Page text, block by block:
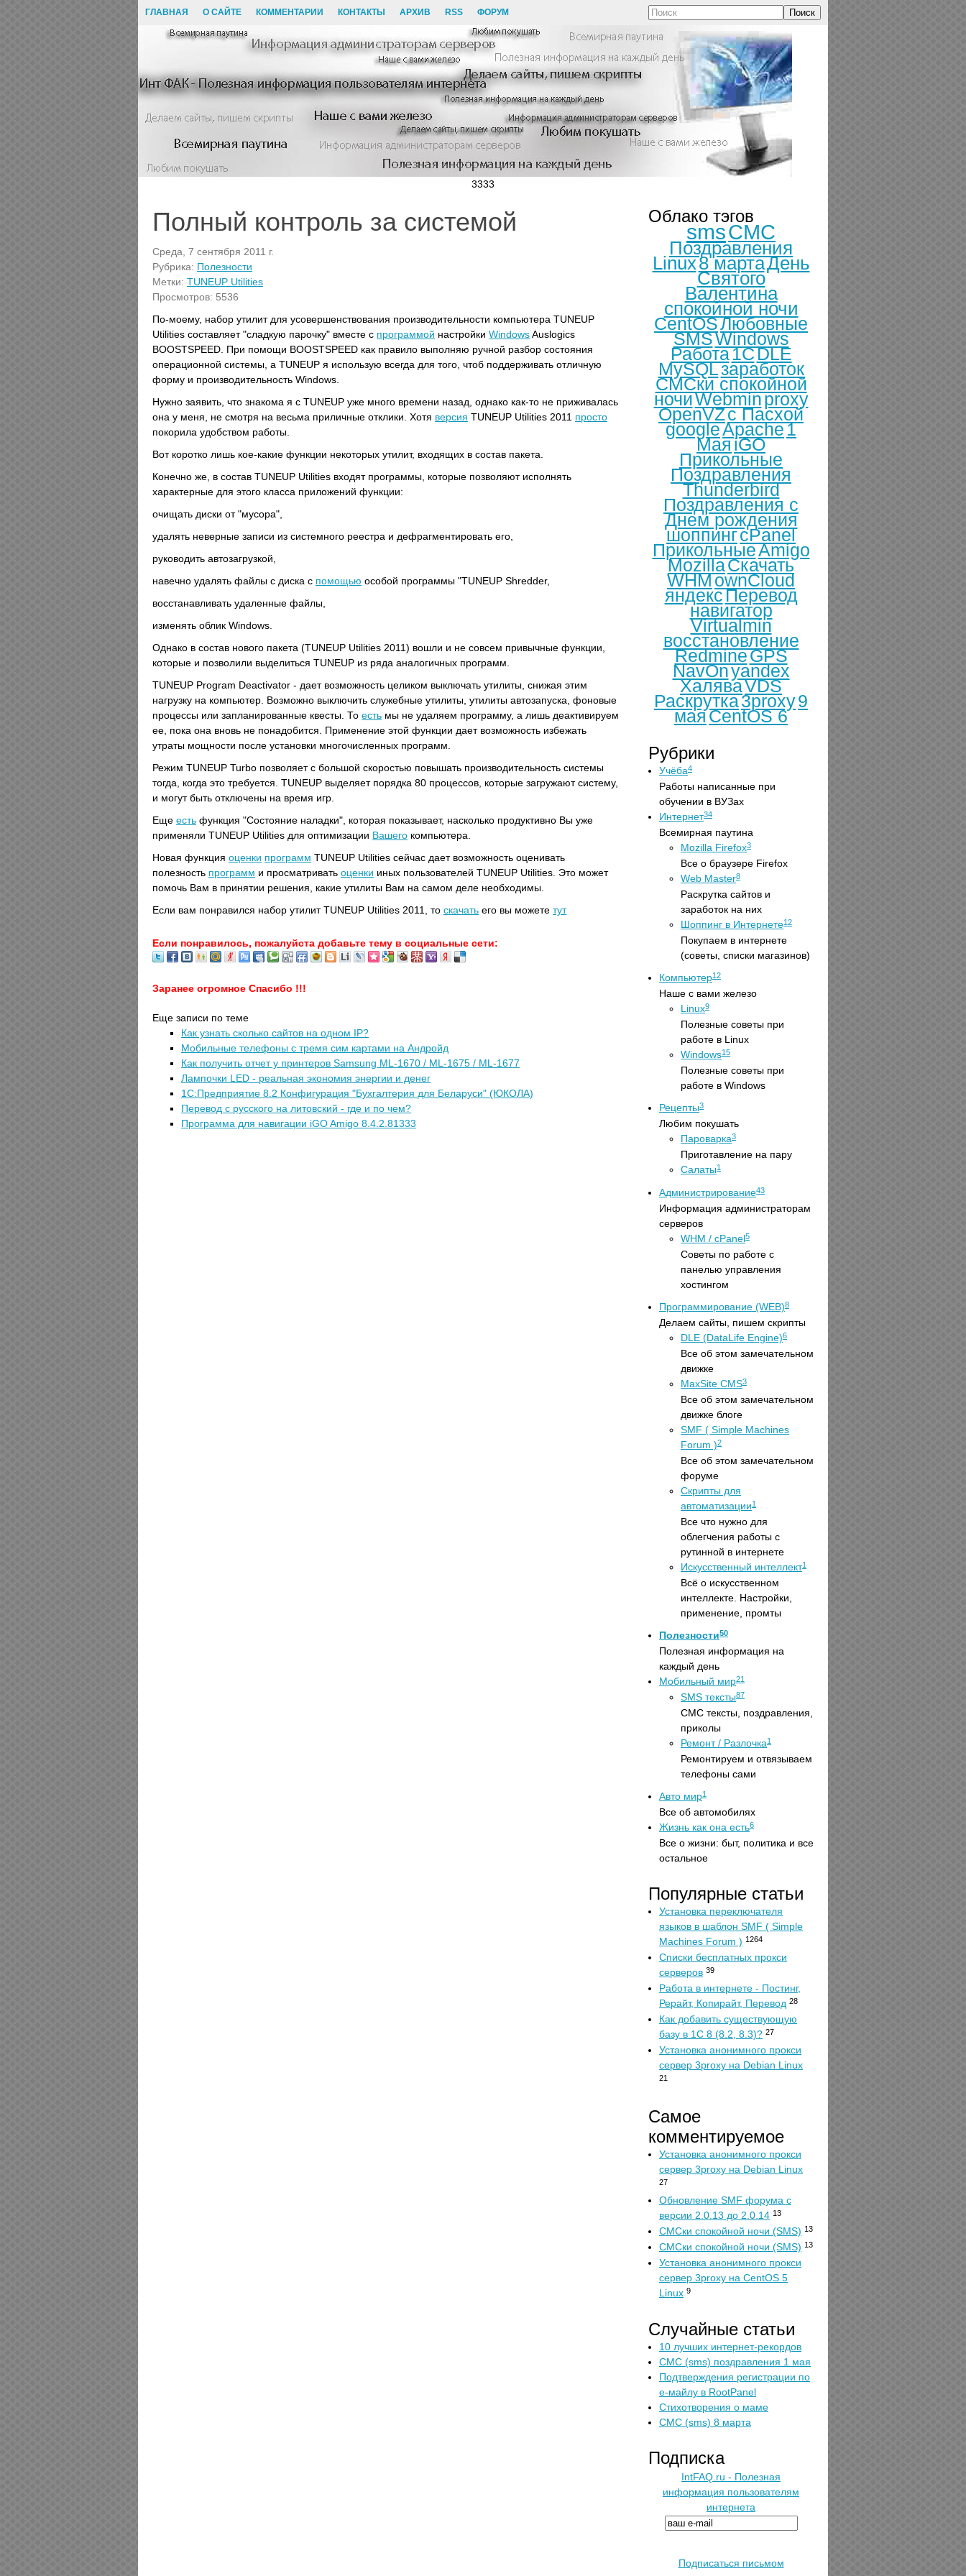
ГЛАВНАЯ О САЙТЕ КОММЕНТАРИИ КОНТАКТЫ АРХИВ RSS ФОРУМ Поиск
3333
Полный контроль за системой
Среда, 7 сентября 2011 г.
Рубрика: Полезности
Метки: TUNEUP Utilities
Просмотров: 5536
По-моему, набор утилит для усовершенствования производительности компьютера TUNEUP
Utilities составляет "сладкую парочку" вместе с программой настройки WindowsAuslogics
BOOSTSPEED. При помощи BOOSTSPEED как правило выполняю ручной разбор состояния
операционной системы, а TUNEUP я использую всегда для того, чтоб поддерживать отличную
форму и производительность Windows.
Нужно заявить, что знакома я с TUNEUP уже много времени назад, однако как-то не приживалась
она у меня, не смотря на весьма приличные отклики. Хотя версия TUNEUP Utilities 2011 просто
покорила удобством работы.
Вот коротко лишь кое-какие функции некоторых утилит, входящих в состав пакета.
Конечно же, в состав TUNEUP Utilities входят программы, которые позволяют исполнять
характерные для этого класса приложений функции:
очищать диски от "мусора",
удалять неверные записи из системного реестра и дефрагментировать его,
руководить автозагрузкой,
навечно удалять файлы с диска с помощью особой программы "TUNEUP Shredder,
восстанавливать удаленные файлы,
изменять облик Windows.
Однако в состав нового пакета (TUNEUP Utilities 2011) вошли и не совсем привычные функции,
которые и позволили выделиться TUNEUP из ряда аналогичных программ.
TUNEUP Program Deactivator - дает возможность целиком выключать утилиты, снижая этим
нагрузку на компьютер. Возможно выключить служебные утилиты, утилиты автозапуска, фоновые
процессы или запланированные квесты. То есть мы не удаляем программу, а лишь деактивируем
ее, пока она вновь не понадобится. Применение этой функции дает возможность избежать
утраты мощности после установки многочисленных программ.
Режим TUNEUP Turbo позволяет с большой скоростью повышать производительность системы
тогда, когда это требуется. TUNEUP выделяет порядка 80 процессов, которые загружают систему,
и могут быть отключены на время игр.
Еще есть функция "Состояние наладки", которая показывает, насколько продуктивно Вы уже
применяли TUNEUP Utilities для оптимизации Вашего компьютера.
Новая функция оценки программ TUNEUP Utilities сейчас дает возможность оценивать
полезность программ и просматривать оценки иных пользователей TUNEUP Utilities. Это может
помочь Вам в принятии решения, какие утилиты Вам на самом деле необходимы.
Если вам понравился набор утилит TUNEUP Utilities 2011, то скачать его вы можете тут
Если понравилось, пожалуйста добавьте тему в социальные сети:
Заранее огромное Спасибо !!!
Еще записи по теме
Как узнать сколько сайтов на одном IP?
Мобильные телефоны с тремя сим картами на Андройд
Как получить отчет у принтеров Samsung ML-1670 / ML-1675 / ML-1677
Лампочки LED - реальная экономия энергии и денег
1С:Предприятие 8.2 Конфигурация "Бухгалтерия для Беларуси" (ЮКОЛА)
Перевод с русского на литовский - где и по чем?
Программа для навигации iGO Amigo 8.4.2.81333
Облако тэгов
smsСМС
Поздравления
Linux8 мартаДень
Святого
Валентина
спокойной ночи
CentOSЛюбовные
SMSWindows
Работа1СDLE
MySQLзаработок
СМСки спокойной
ночиWebminproxy
OpenVZс Пасхой
googleApache1
МаяiGO
Прикольные
Поздравления
Thunderbird
Поздравления с
Днем рождения
шоппингcPanel
ПрикольныеAmigo
MozillaСкачать
WHMownCloud
яндексПеревод
навигатор
Virtualmin
восстановление
RedmineGPS
NavOnyandex
ХаляваVDS
Раскрутка3proxy9
маяCentOS 6
Рубрики
Учёба4
Работы написанные при
обучении в ВУЗах
Интернет34
Всемирная паутина
Mozilla Firefox3
Все о браузере Firefox
Web Master8
Раскрутка сайтов и
заработок на них
Шоппинг в Интернете12
Покупаем в интернете
(советы, списки магазинов)
Компьютер12
Наше с вами железо
Linux9
Полезные советы при
работе в Linux
Windows15
Полезные советы при
работе в Windows
Рецепты3
Любим покушать
Пароварка3
Приготавление на пару
Салаты1
Администрирование43
Информация администраторам
серверов
WHM / cPanel5
Советы по работе с
панелью управления
хостингом
Программирование (WEB)8
Делаем сайты, пишем скрипты
DLE (DataLife Engine)6
Все об этом замечательном
движке
MaxSite CMS3
Все об этом замечательном
движке блоге
SMF ( Simple Machines
Forum )2
Все об этом замечательном
форуме
Скрипты для
автоматизации1
Все что нужно для
облегчения работы с
рутинной в интернете
Искусственный интеллект1
Всё о искусственном
интеллекте. Настройки,
применение, промты
Полезности50
Полезная информация на
каждый день
Мобильный мир21
SMS тексты87
СМС тексты, поздравления,
приколы
Ремонт / Разлочка1
Ремонтируем и отвязываем
телефоны сами
Авто мир1
Все об автомобилях
Жизнь как она есть6
Все о жизни: быт, политика и все
остальное
Популярные статьи
Установка переключателя
языков в шаблон SMF ( Simple
Machines Forum ) 1264
Списки бесплатных прокси
серверов 39
Работа в интернете - Постинг,
Рерайт, Копирайт, Перевод 28
Как добавить существующую
базу в 1С 8 (8.2, 8.3)? 27
Установка анонимного прокси
сервер 3proxy на Debian Linux
21
Самое
комментируемое
Установка анонимного прокси
сервер 3proxy на Debian Linux
27
Обновление SMF форума с
версии 2.0.13 до 2.0.14 13
СМСки спокойной ночи (SMS) 13
СМСки спокойной ночи (SMS) 13
Установка анонимного прокси
сервер 3proxy на CentOS 5
Linux 9
Случайные статьи
10 лучших интернет-рекордов
СМС (sms) поздравления 1 мая
Подтверждения регистрации по
е-майлу в RootPanel
Стихотворения о маме
СМС (sms) 8 марта
Подписка
IntFAQ.ru - Полезная
информация пользователям
интернета
Подписаться письмом